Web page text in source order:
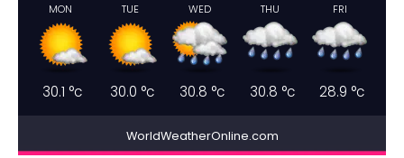
MON
30.1 °c
TUE
30.0 °c
WED
30.8 °c
THU
30.8 °c
FRI
28.9 °c
WorldWeatherOnline.com